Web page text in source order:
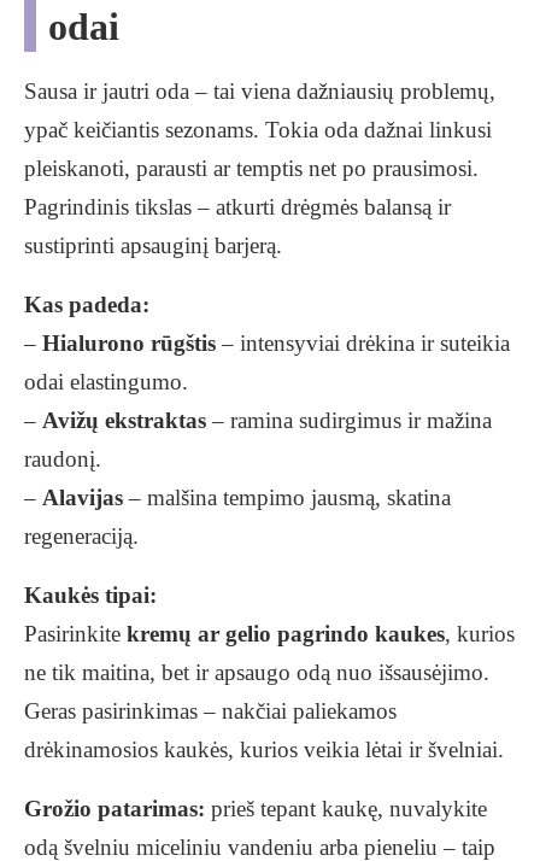
odai
Sausa ir jautri oda – tai viena dažniausių problemų,
ypač keičiantis sezonams. Tokia oda dažnai linkusi
pleiskanoti, parausti ar temptis net po prausimosi.
Pagrindinis tikslas – atkurti drėgmės balansą ir
sustiprinti apsauginį barjerą.
Kas padeda:
– Hialurono rūgštis– intensyviai drėkina ir suteikia
odai elastingumo.
– Avižų ekstraktas– ramina sudirgimus ir mažina
raudonį.
– Alavijas– malšina tempimo jausmą, skatina
regeneraciją.
Kaukės tipai:
Pasirinkite kremų ar gelio pagrindo kaukes, kurios
ne tik maitina, bet ir apsaugo odą nuo išsausėjimo.
Geras pasirinkimas – nakčiai paliekamos
drėkinamosios kaukės, kurios veikia lėtai ir švelniai.
Grožio patarimas: prieš tepant kaukę, nuvalykite
odą švelniu miceliniu vandeniu arba pieneliu – taip